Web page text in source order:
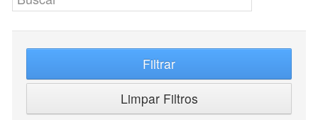
Filtrar
Limpar Filtros